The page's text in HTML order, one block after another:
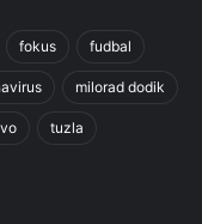
fokus fudbal
milorad dodik
tuzla